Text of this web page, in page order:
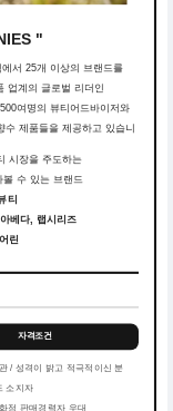
"
서 25개 이상의 브랜드를
업계의 글로벌 리더인
여명의 뷰티어드바이저와
수 제품들을 제공하고 있습니
시장을 주도하는
볼 수 있는 브랜드
티
베다, 랩시리즈
린
자격조건
/ 성격이 밝고 적극적이신 분
소지자
점 판매경력자 우대